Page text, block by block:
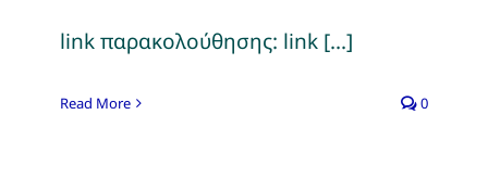
link παρακολούθησης: link [...]
Read More 0